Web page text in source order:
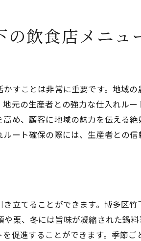
の秘訣
スとメニュー
ービス改善
ための戦略
飲食店メニュ
すことは非常に重要です。地域
元の生産者との強力な仕入れル
め、顧客に地域の魅力を伝える
ート確保の際には、生産者との
立てることができます。博多区
栗、冬には旨味が凝縮された鍋
促進することができます。季節